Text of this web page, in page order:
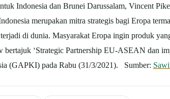
Indonesia dan Brunei Darussalam, Vincent
merupakan mitra strategis bagi Eropa
di dunia. Masyarakat Eropa ingin produk
‘Strategic Partnership EU-ASEAN dan
(GAPKI) pada Rabu (31/3/2021). Sumber: